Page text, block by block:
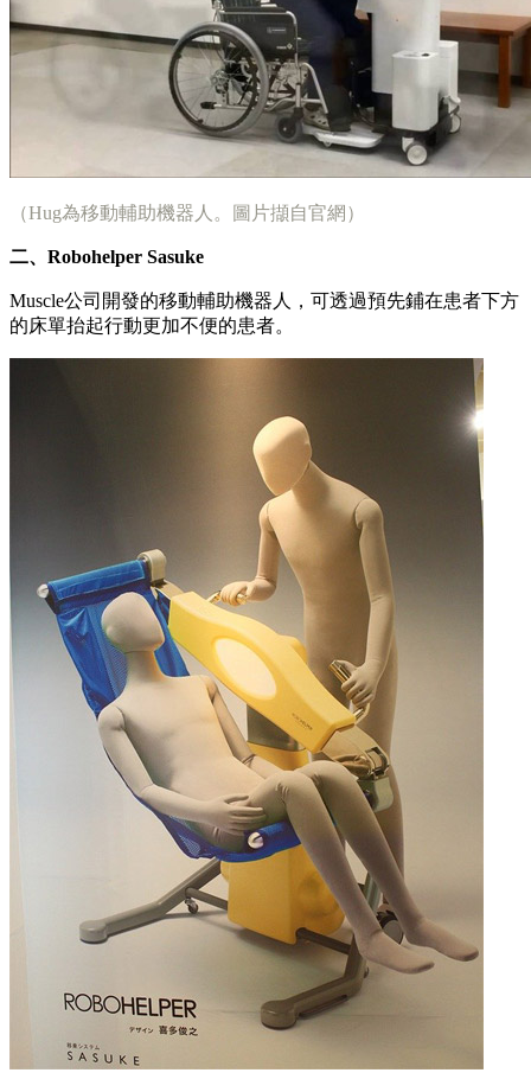
（Hug為移動輔助機器人。圖片擷自官網）
二、Robohelper Sasuke
Muscle公司開發的移動輔助機器人，可透過預先鋪在患者下方
的床單抬起行動更加不便的患者。